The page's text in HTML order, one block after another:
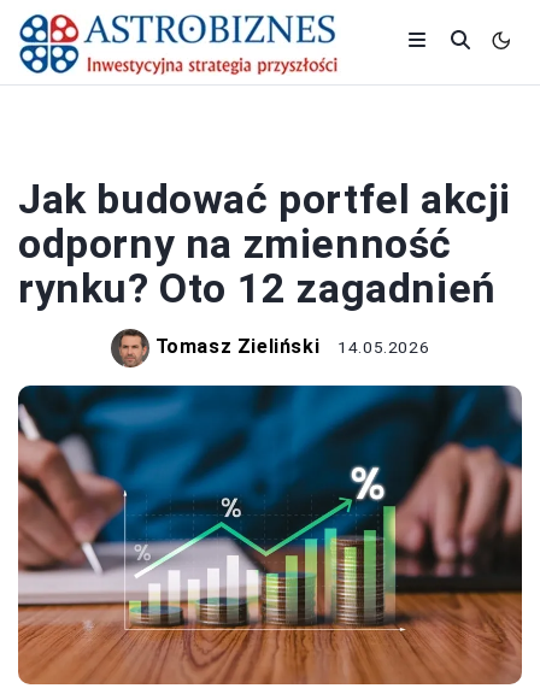
Jak budować portfel akcji
odporny na zmienność
rynku? Oto 12 zagadnień
Tomasz Zieliński 14.05.2026